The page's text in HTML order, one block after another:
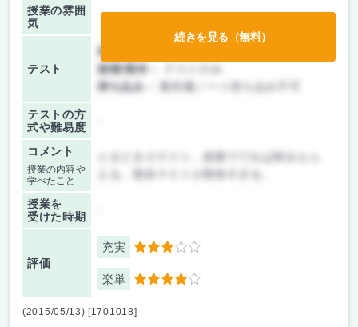
授業の雰囲
気
テスト
前期/中間：
後期/期末：
持ち込み：
教科書ノート持ち込み不可
テストの方
式や難易度
コメント
授業の内容や
学べたこと
授業を
受けた時期
評価
充実 3
楽単 4
続きを見る（無料）
(2015/05/13) [1701018]